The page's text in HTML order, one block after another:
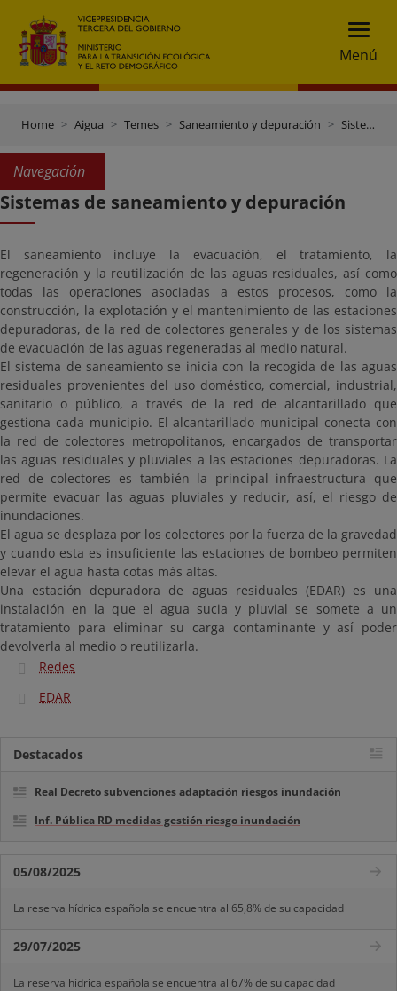
Menú
Home Aigua Temes Saneamiento y depuración Sistemas de saneamiento y depuración
Navegación
Sistemas de saneamiento y depuración
El saneamiento incluye la evacuación, el tratamiento, la
regeneración y la reutilización de las aguas residuales, así como
todas las operaciones asociadas a estos procesos, como la
construcción, la explotación y el mantenimiento de las estaciones
depuradoras, de la red de colectores generales y de los sistemas
de evacuación de las aguas regeneradas al medio natural.
El sistema de saneamiento se inicia con la recogida de las aguas
residuales provenientes del uso doméstico, comercial, industrial,
sanitario o público, a través de la red de alcantarillado que
gestiona cada municipio. El alcantarillado municipal conecta con
la red de colectores metropolitanos, encargados de transportar
las aguas residuales y pluviales a las estaciones depuradoras. La
red de colectores es también la principal infraestructura que
permite evacuar las aguas pluviales y reducir, así, el riesgo de
inundaciones.
El agua se desplaza por los colectores por la fuerza de la gravedad
y cuando esta es insuficiente las estaciones de bombeo permiten
elevar el agua hasta cotas más altas.
Una estación depuradora de aguas residuales (EDAR) es una
instalación en la que el agua sucia y pluvial se somete a un
tratamiento para eliminar su carga contaminante y así poder
devolverla al medio o reutilizarla.
Redes
EDAR
Destacados
Real Decreto subvenciones adaptación riesgos inundación
Inf. Pública RD medidas gestión riesgo inundación
05/08/2025
La reserva hídrica española se encuentra al 65,8% de su capacidad
29/07/2025
La reserva hídrica española se encuentra al 67% de su capacidad